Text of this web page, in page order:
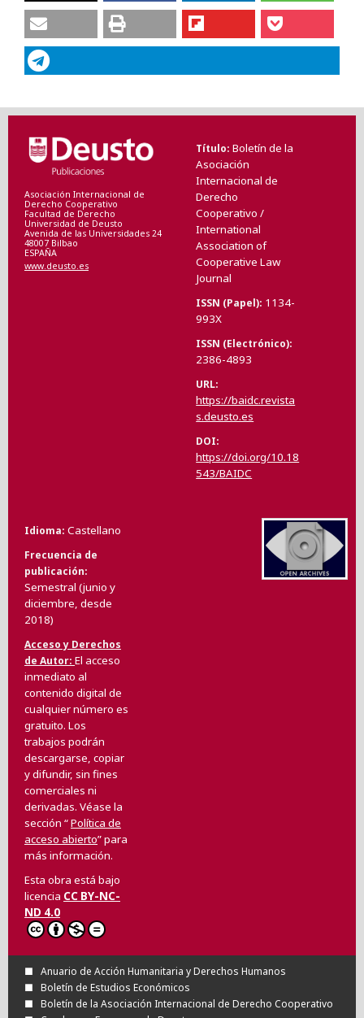
Asociación Internacional de
Derecho Cooperativo
Facultad de Derecho
Universidad de Deusto
Avenida de las Universidades 24
48007 Bilbao
ESPAÑA
www.deusto.es
Título Boletín de la
Asociación
Internacional de
Derecho
Cooperativo /
International
Association of
Cooperative Law
Journal
ISSN (Papel) 1134-
993X
ISSN (Electrónico)
2386-4893
URL
https://baidc.revista
s.deusto.es
DOI
https://doi.org/10.18
543/BAIDC
Idioma Castellano
Frecuencia de
publicación
Semestral (junio y
diciembre, desde
2018)
Acceso y Derechos
de Autor El acceso
inmediato al
contenido digital de
cualquier número es
gratuito. Los
trabajos podrán
descargarse, copiar
y difundir, sin fines
comerciales ni
derivadas. Véase la
sección “Política de
acceso abierto” para
más información.
Esta obra está bajo
licencia CC BY-NC-
ND 4.0
Anuario de Acción Humanitaria y Derechos Humanos
Boletín de Estudios Económicos
Boletín de la Asociación Internacional de Derecho Cooperativo